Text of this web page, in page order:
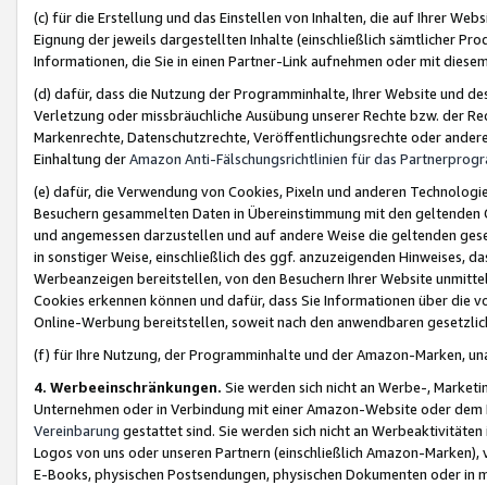
(c) für die Erstellung und das Einstellen von Inhalten, die auf Ihrer
Eignung der jeweils dargestellten Inhalte (einschließlich sämtlicher
Informationen, die Sie in einen Partner-Link aufnehmen oder mit
(d) dafür, dass die Nutzung der Programminhalte, Ihrer Website und
Verletzung oder missbräuchliche Ausübung unserer Rechte bzw. der
Markenrechte, Datenschutzrechte, Veröffentlichungsrechte oder
Einhaltung derAmazon Anti-Fälschungsrichtlinien für das
(e) dafür, die Verwendung von Cookies, Pixeln und anderen
Besuchern gesammelten Daten in Übereinstimmung mit den
und angemessen darzustellen und auf andere Weise die geltenden
in sonstiger Weise, einschließlich des ggf. anzuzeigenden Hinweises,
Werbeanzeigen bereitstellen, von den Besuchern Ihrer Website
Cookies erkennen können und dafür, dass Sie Informationen über die
Online-Werbung bereitstellen, soweit nach den anwendbaren
(f) für Ihre Nutzung, der Programminhalte und der Amazon-Marken,
4. Werbeeinschränkungen. Sie werden sich nicht an Werbe-,
Unternehmen oder in Verbindung mit einer Amazon-Website oder
Vereinbarung gestattet sind. Sie werden sich nicht an
Logos von uns oder unseren Partnern (einschließlich Amazon-
E-Books, physischen Postsendungen, physischen Dokumenten oder in